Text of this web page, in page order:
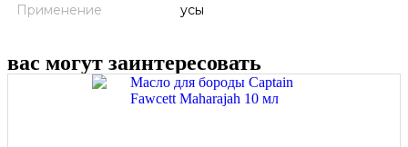
Применение усы
вас могут заинтересовать